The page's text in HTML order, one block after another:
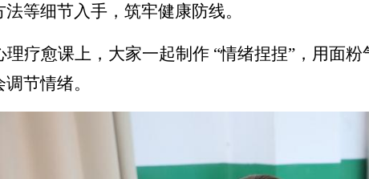
法等细节入手，筑牢健康防线。
理疗愈课上，大家一起制作 “情绪捏捏”，用面
节情绪。